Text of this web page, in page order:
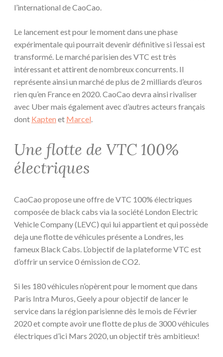
l’international de CaoCao.
Le lancement est pour le moment dans une phase
expérimentale qui pourrait devenir définitive si l’essai est
transformé. Le marché parisien des VTC est très
intéressant et attirent de nombreux concurrents. Il
représente ainsi un marché de plus de 2 milliards d’euros
rien qu’en France en 2020. CaoCao devra ainsi rivaliser
avec Uber mais également avec d’autres acteurs français
dont Kapten et Marcel
Une flotte de VTC 100%
électriques
CaoCao propose une offre de VTC 100% électriques
composée de black cabs via la société London Electric
Vehicle Company (LEVC) qui lui appartient et qui possède
deja une flotte de véhicules présente a Londres, les
fameux Black Cabs. L’objectif de la plateforme VTC est
d’offrir un service 0 émission de CO2.
Si les 180 véhicules n’opèrent pour le moment que dans
Paris Intra Muros, Geely a pour objectif de lancer le
service dans la région parisienne dès le mois de Février
2020 et compte avoir une flotte de plus de 3000 véhicules
électriques d’ici Mars 2020, un objectif très ambitieux!